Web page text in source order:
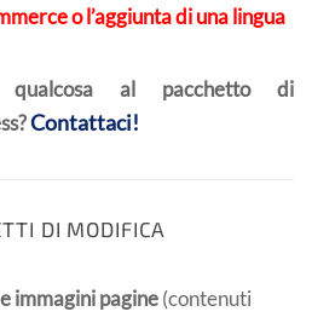
o l’aggiunta di una lingua
qualcosa al pacchetto di
Contattaci!
DI MODIFICA
immagini pagine(contenuti